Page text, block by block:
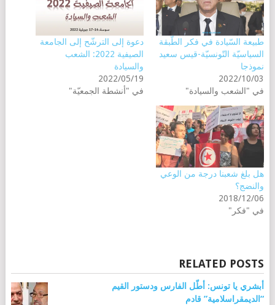
طبيعة السّيادة في فكر الطّبقة
السياسيّة التّونسيّة-قيس سعيد
نموذجا
2022/10/03
في "الشعب والسيادة"
دعوة إلى الترشّح إلى الجامعة
الصيفية 2022: الشعب
والسيادة
2022/05/19
في "أنشطة الجمعيّة"
هل بلغ شعبنا درجة من الوعي
والنضج؟
2018/12/06
في "فكر"
RELATED POSTS
أبشري يا تونس: أطّل الفارس ودستور القيم
“الديمقراسلامية” قادم